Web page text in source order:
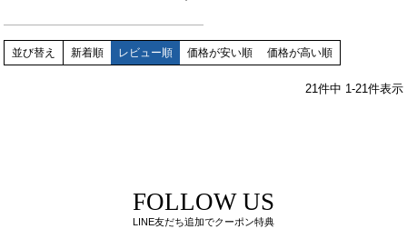
並び替え 新着順 レビュー順 価格が安い順 価格が高い順
21件中 1-21件表示
FOLLOW US
LINE友だち追加でクーポン特典